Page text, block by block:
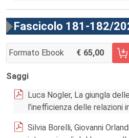
Fascicolo 181-182/
Formato Ebook 65,00
AGGIUNGI AL CARRELLO
Saggi
Luca Nogler, La giungla
l’inefficienza delle relazioni
Silvia Borelli, Giovanni